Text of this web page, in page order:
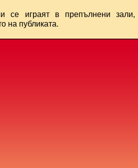
се играят в препълнени
на публиката.